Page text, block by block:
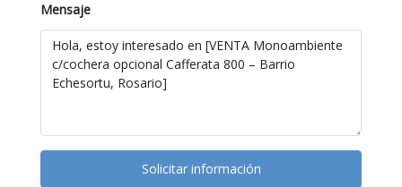
Mensaje
Solicitar información